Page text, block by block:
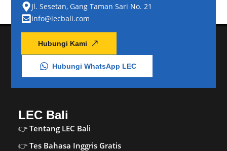
Jl. Sesetan, Gang Taman Sari No. 21
info@lecbali.com
Hubungi Kami
Hubungi WhatsApp LEC
LEC Bali
Tentang LEC Bali
Tes Bahasa Inggris Gratis